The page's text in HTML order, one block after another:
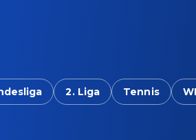
2. Liga Tennis